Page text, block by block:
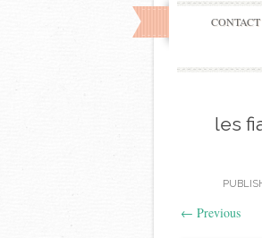
CONTACT
les
← Previous